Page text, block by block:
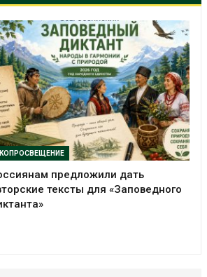
предложили дать
тексты для «Заповедного